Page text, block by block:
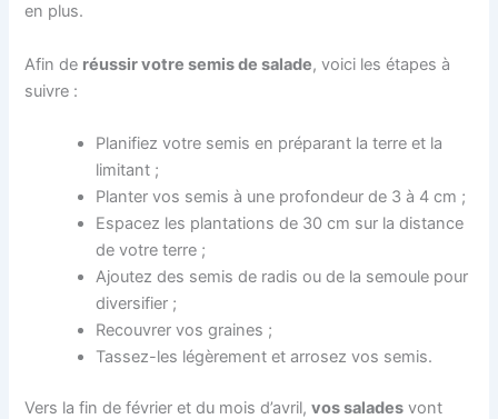
en plus.
Afin de réussir votre semis de salade, voici les étapes à
suivre :
Planifiez votre semis en préparant la terre et la
limitant ;
Planter vos semis à une profondeur de 3 à 4 cm ;
Espacez les plantations de 30 cm sur la distance
de votre terre ;
Ajoutez des semis de radis ou de la semoule pour
diversifier ;
Recouvrer vos graines ;
Tassez-les légèrement et arrosez vos semis.
Vers la fin de février et du mois d’avril,vos salades vont